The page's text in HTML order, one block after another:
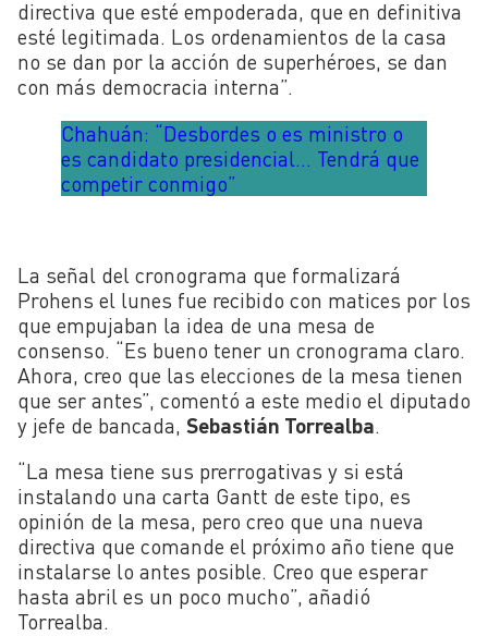
directiva que esté empoderada, que en definitiva
esté legitimada. Los ordenamientos de la casa
no se dan por la acción de superhéroes, se dan
con más democracia interna”.
Chahuán: “Desbordes o es ministro o
es candidato presidencial… Tendrá que
competir conmigo”
La señal del cronograma que formalizará
Prohens el lunes fue recibido con matices por los
que empujaban la idea de una mesa de
consenso. “Es bueno tener un cronograma claro.
Ahora, creo que las elecciones de la mesa tienen
que ser antes”, comentó a este medio el diputado
y jefe de bancada, Sebastián Torrealba.
“La mesa tiene sus prerrogativas y si está
instalando una carta Gantt de este tipo, es
opinión de la mesa, pero creo que una nueva
directiva que comande el próximo año tiene que
instalarse lo antes posible. Creo que esperar
hasta abril es un poco mucho”, añadió
Torrealba.